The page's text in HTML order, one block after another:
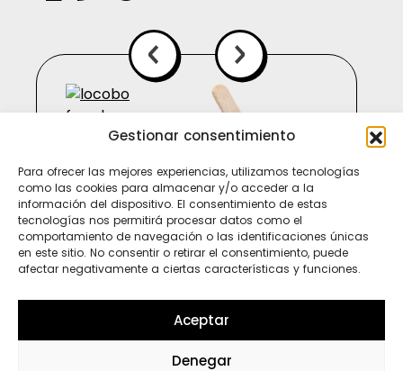
Gestionar consentimiento
Para ofrecer las mejores experiencias, utilizamos tecnologías
como las cookies para almacenar y/o acceder a la
información del dispositivo. El consentimiento de estas
tecnologías nos permitirá procesar datos como el
comportamiento de navegación o las identificaciones únicas
en este sitio. No consentir o retirar el consentimiento, puede
afectar negativamente a ciertas características y funciones.
Aceptar
Denegar